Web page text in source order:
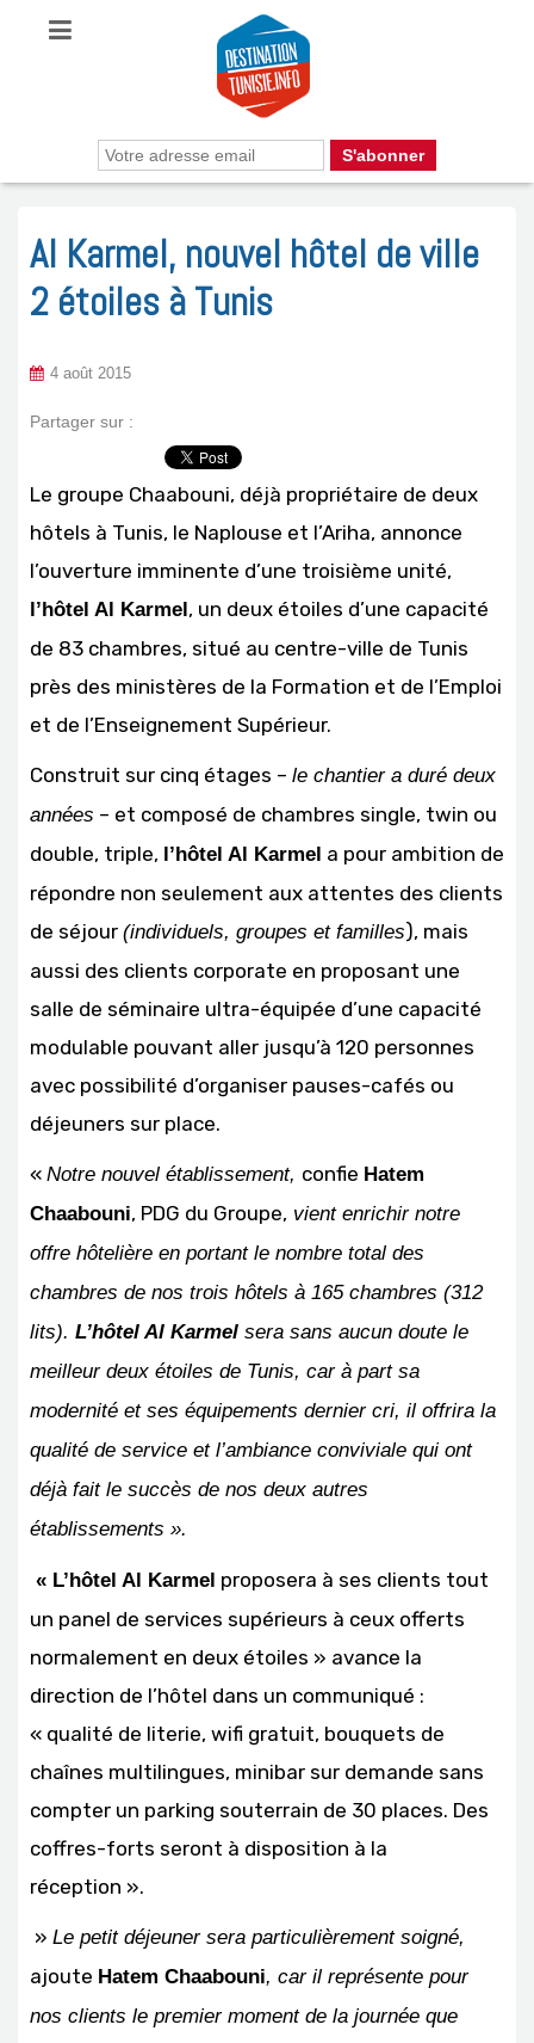
Al Karmel, nouvel hôtel de ville
2 étoiles à Tunis
4 août 2015
Partager sur :
Le groupe Chaabouni, déjà propriétaire de deux
hôtels à Tunis, le Naplouse et l’Ariha, annonce
l’ouverture imminente d’une troisième unité,
l’hôtel Al Karmel, un deux étoiles d’une capacité
de 83 chambres, situé au centre-ville de Tunis
près des ministères de la Formation et de l’Emploi
et de l’Enseignement Supérieur.
Construit sur cinq étages – le chantier a duré deux
années – et composé de chambres single, twin ou
double, triple, l’hôtel Al Karmel a pour ambition de
répondre non seulement aux attentes des clients
de séjour (individuels, groupes et familles), mais
aussi des clients corporate en proposant une
salle de séminaire ultra-équipée d’une capacité
modulable pouvant aller jusqu’à 120 personnes
avec possibilité d’organiser pauses-cafés ou
déjeuners sur place.
« Notre nouvel établissement, confie Hatem
Chaabouni, PDG du Groupe, vient enrichir notre
offre hôtelière en portant le nombre total des
chambres de nos trois hôtels à 165 chambres (312
lits). L’hôtel Al Karmel sera sans aucun doute le
meilleur deux étoiles de Tunis, car à part sa
modernité et ses équipements dernier cri, il offrira la
qualité de service et l’ambiance conviviale qui ont
déjà fait le succès de nos deux autres
établissements ».
« L’hôtel Al Karmel proposera à ses clients tout
un panel de services supérieurs à ceux offerts
normalement en deux étoiles » avance la
direction de l’hôtel dans un communiqué :
« qualité de literie, wifi gratuit, bouquets de
chaînes multilingues, minibar sur demande sans
compter un parking souterrain de 30 places. Des
coffres-forts seront à disposition à la
réception ».
» Le petit déjeuner sera particulièrement soigné,
ajoute Hatem Chaabouni, car il représente pour
nos clients le premier moment de la journée que